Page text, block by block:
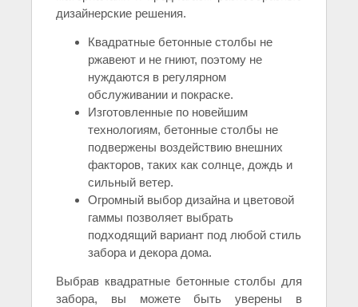
дизайнерские решения.
Квадратные бетонные столбы не
ржавеют и не гниют, поэтому не
нуждаются в регулярном
обслуживании и покраске.
Изготовленные по новейшим
технологиям, бетонные столбы не
подвержены воздействию внешних
факторов, таких как солнце, дождь и
сильный ветер.
Огромный выбор дизайна и цветовой
гаммы позволяет выбрать
подходящий вариант под любой стиль
забора и декора дома.
Выбрав квадратные бетонные столбы для
забора, вы можете быть уверены в